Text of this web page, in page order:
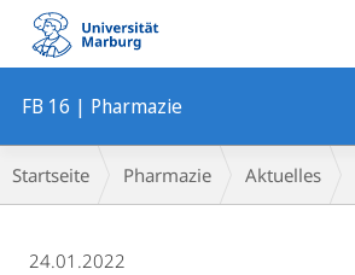
Mobile-
Navigation
FB 16 | Pharmazie
Breadcrumb-
Navigation
Startseite Pharmazie Aktuelles
24.01.2022